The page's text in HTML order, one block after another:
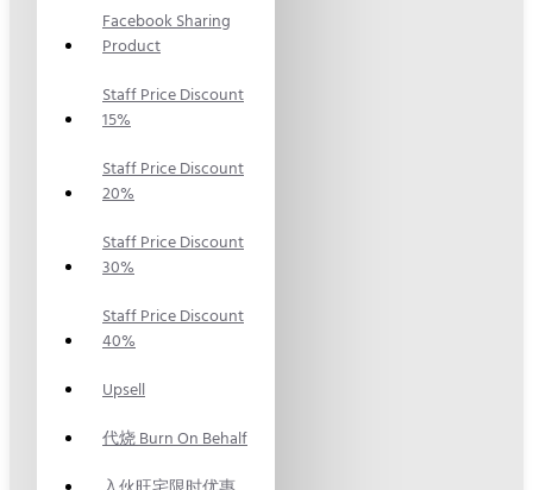
Facebook Sharing
Product
Staff Price Discount
15%
Staff Price Discount
20%
Staff Price Discount
30%
Staff Price Discount
40%
Upsell
代烧 Burn On Behalf